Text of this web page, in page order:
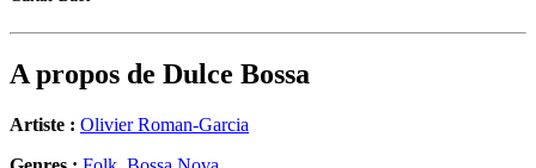
A propos de Dulce Bossa
Artiste : Olivier Roman-Garcia